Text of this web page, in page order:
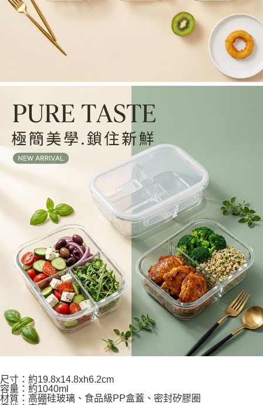
尺寸：約19.8x14.8xh6.2cm
容量：約1040ml
材質：高硼硅玻璃、食品級PP盒蓋、密封矽膠圈